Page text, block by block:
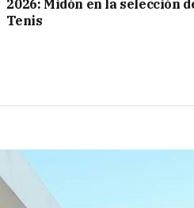
2026: Midón en la selección
Tenis